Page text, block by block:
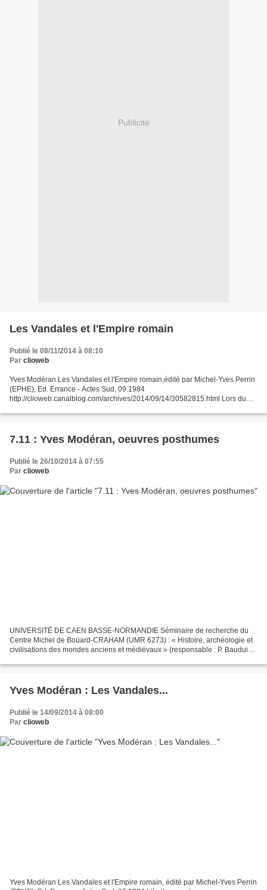
Publicité
Les Vandales et l'Empire romain
Publié le 08/11/2014 à 08:10
Par clioweb
Yves Modéran Les Vandales et l'Empire romain,édité par Michel-Yves Perrin
(EPHE), Ed. Errance - Actes Sud, 09.1984
http://clioweb.canalblog.com/archives/2014/09/14/30582815.html Lors du
7.11 : Yves Modéran, oeuvres posthumes
Publié le 26/10/2014 à 07:55
Par clioweb
UNIVERSITÉ DE CAEN BASSE-NORMANDIE Séminaire de recherche du
Centre Michel de Boüard-CRAHAM (UMR 6273) : « Histoire, archéologie et
civilisations des mondes anciens et médiévaux » (responsable : P. Bauduin)
https://www.unicaen.fr/crahm/spip.php?article801...
Yves Modéran : Les Vandales...
Publié le 14/09/2014 à 08:00
Par clioweb
Yves Modéran Les Vandales et l'Empire romain, édité par Michel-Yves Perrin